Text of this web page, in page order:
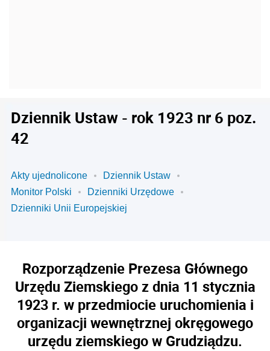
Dziennik Ustaw - rok 1923 nr 6 poz.
42
Akty ujednolicone
Dziennik Ustaw
Monitor Polski
Dzienniki Urzędowe
Dzienniki Unii Europejskiej
Rozporządzenie Prezesa Głównego
Urzędu Ziemskiego z dnia 11 stycznia
1923 r. w przedmiocie uruchomienia i
organizacji wewnętrznej okręgowego
urzędu ziemskiego w Grudziądzu.